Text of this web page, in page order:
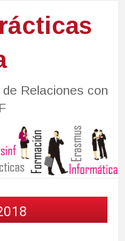
Relaciones con